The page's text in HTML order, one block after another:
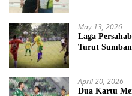
May 13, 2026
Laga
Turut
April 20, 2026
Dua Kartu